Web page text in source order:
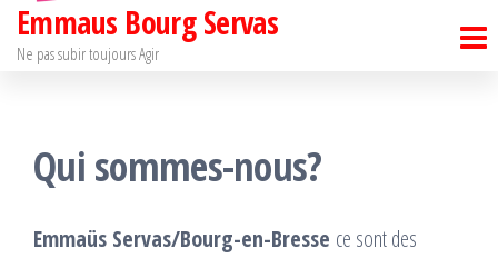
Emmaus Bourg Servas
Ne pas subir toujours Agir
Qui sommes-nous?
Emmaüs Servas/Bourg-en-Bresse ce sont des